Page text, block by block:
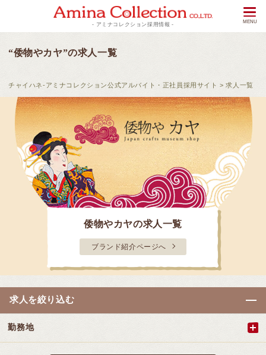
- アミナコレクション採用情報 -
“倭物やカヤ”の求人一覧
チャイハネ-アミナコレクション公式アルバイト・正社員採用サイト > 求人一覧
倭物やカヤの求人一覧
ブランド紹介ページへ
求人を絞り込む
勤務地